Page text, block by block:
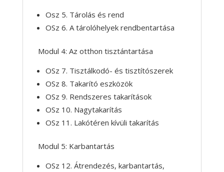
Osz 5. Tárolás és rend
OSz 6. A tárolóhelyek rendbentartása
Modul 4: Az otthon tisztántartása
OSz 7. Tisztálkodó- és tisztítószerek
OSz 8. Takarító eszközök
OSz 9. Rendszeres takarítások
OSz 10. Nagytakarítás
OSz 11. Lakótéren kívüli takarítás
Modul 5: Karbantartás
OSz 12. Átrendezés, karbantartás,